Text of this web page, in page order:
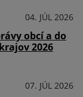
04. JÚL 2026
obcí a do
2026
07. JÚL 2026